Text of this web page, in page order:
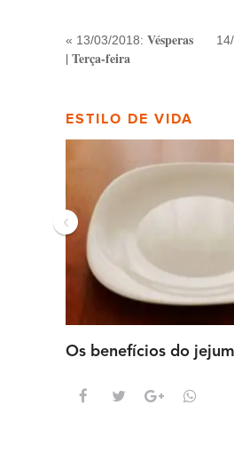
« 13/03/2018: Vésperas
| Terça-feira
ESTILO DE VIDA
Os benefícios do jejum
‹